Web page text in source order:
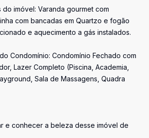
imóvel: Varanda gourmet com
com bancadas em Quartzo e fogão
e aquecimento a gás instalados.
Condomínio: Condomínio Fechado com
Lazer Completo (Piscina, Academia,
Sala de Massagens, Quadra
e conhecer a beleza desse imóvel de